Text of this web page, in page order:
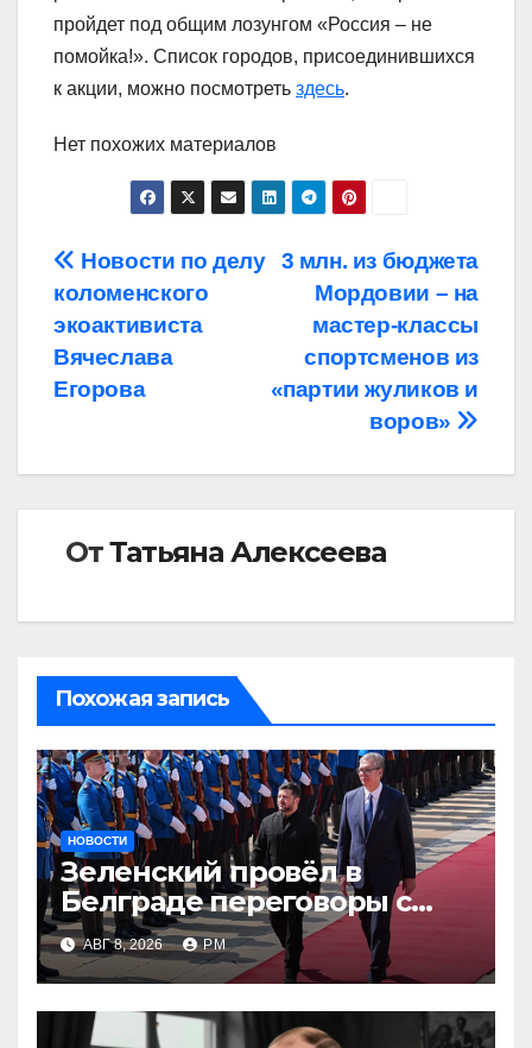
пройдет под общим лозунгом «Россия – не
помойка!». Список городов, присоединившихся
к акции, можно посмотреть здесь.
Нет похожих материалов
Навигация
по
записям
3 млн. из бюджета
Мордовии – на
мастер-классы
спортсменов из
«партии жуликов и
воров»
Новости по делу
коломенского
экоактивиста
Вячеслава
Егорова
ОтТатьяна Алексеева
Похожая запись
НОВОСТИ
Зеленский провёл в
Белграде переговоры с
Вучичем
АВГ 8, 2026 РМ